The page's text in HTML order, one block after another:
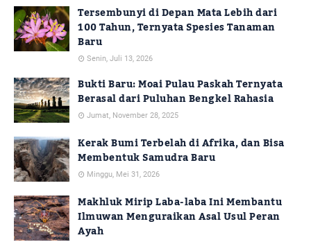
Tersembunyi di Depan Mata Lebih dari
100 Tahun, Ternyata Spesies Tanaman
Baru
Senin, Juli 13, 2026
Bukti Baru: Moai Pulau Paskah Ternyata
Berasal dari Puluhan Bengkel Rahasia
Jumat, November 28, 2025
Kerak Bumi Terbelah di Afrika, dan Bisa
Membentuk Samudra Baru
Minggu, Mei 31, 2026
Makhluk Mirip Laba-laba Ini Membantu
Ilmuwan Menguraikan Asal Usul Peran
Ayah